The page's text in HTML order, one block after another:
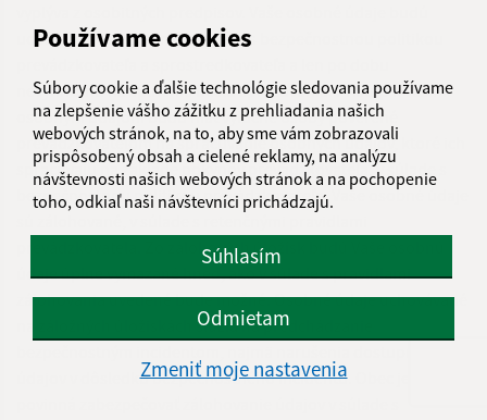
Používame cookies
Súbory cookie a ďalšie technológie sledovania používame
na zlepšenie vášho zážitku z prehliadania našich
webových stránok, na to, aby sme vám zobrazovali
prispôsobený obsah a cielené reklamy, na analýzu
návštevnosti našich webových stránok a na pochopenie
toho, odkiaľ naši návštevníci prichádzajú.
Súhlasím
Odmietam
Zmeniť moje nastavenia
uchovávané bezpečne, v súlade s bezpečnostnou politikou
nevyhnutnú na splnenie účelu spracúvania. Prístup k vašim
osobným údajom budú mať výlučne osoby poverené
prevádzkovateľom na spracúvanie osobných údajov, ktoré ich
spracúvajú na základe pokynov prevádzkovateľa, v súlade s
bezpečnostnou politikou prevádzkovateľa. Vaše osobné údaje
prevádzkovateľa. Zo zálohových úložísk budú Vaše osobnú
údaje úplne vymazané hneď, ako v súlade s pravidlami
zálohovania uvedené bude možné. Osobné údaje uchovávané
na záložných úložiskách slúžia na predchádzanie
údajov v dôsledku bezpečnostného incidentu. Obec je